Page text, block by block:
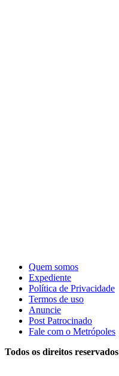
Quem somos
Expediente
Política de Privacidade
Termos de uso
Anuncie
Post Patrocinado
Fale com o Metrópoles
Todos os direitos reservados